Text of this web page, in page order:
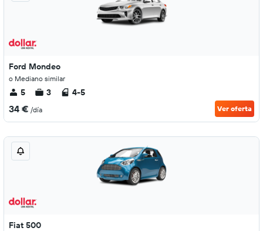
Ford Mondeo
o Mediano similar
5 3 4-5
34 € /día Ver oferta
Fiat 500